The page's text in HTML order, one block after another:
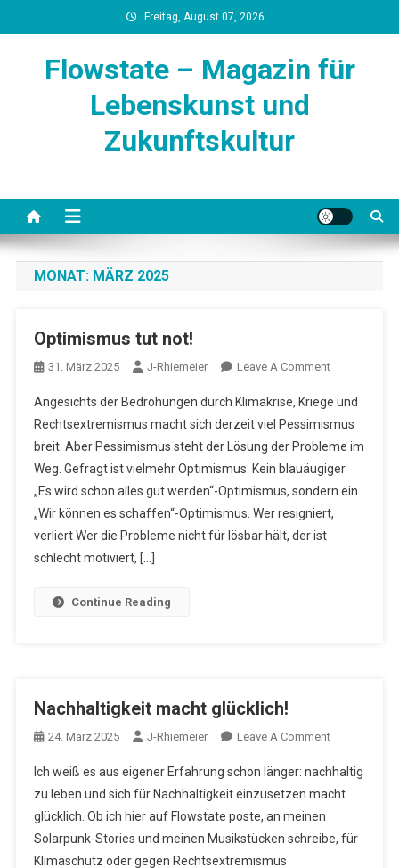
to
Freitag, August 07, 2026
Flowstate – Magazin für
Lebenskunst und
Zukunftskultur
MONAT: MÄRZ 2025
Optimismus tut not!
31. März 2025 J-Rhiemeier Leave A CommentOn
Tut
Not!
Angesichts der Bedrohungen durch Klimakrise, Kriege und
Rechtsextremismus macht sich derzeit viel Pessimismus
breit. Aber Pessimismus steht der Lösung der Probleme im
Weg. Gefragt ist vielmehr Optimismus. Kein blauäugiger
„Es wird schon alles gut werden“-Optimismus, sondern ein
„Wir können es schaffen“-Optimismus. Wer resigniert,
verliert Wer die Probleme nicht für lösbar hält, der ist
schlecht motiviert, […]
Continue Reading
Nachhaltigkeit macht glücklich!
24. März 2025 J-Rhiemeier Leave A CommentOn
Macht
Glücklich!
Ich weiß es aus eigener Erfahrung schon länger: nachhaltig
zu leben und sich für Nachhaltigkeit einzusetzen macht
glücklich. Ob ich hier auf Flowstate poste, an meinen
Solarpunk-Stories und meinen Musikstücken schreibe, für
Klimaschutz oder gegen Rechtsextremismus